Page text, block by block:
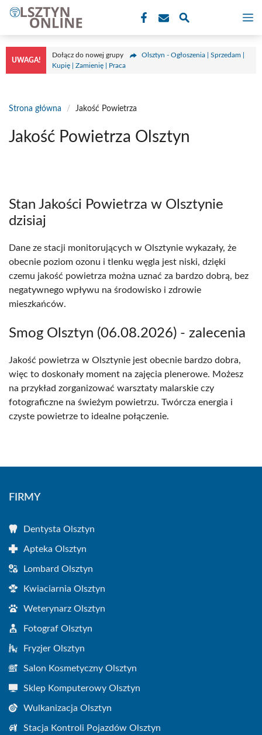
Przejdź
treści
UWAGA!
Dołącz do nowej grupy
Olsztyn - Ogłoszenia | Sprzedam |
Kupię | Zamienię | Praca
Strona główna / Jakość Powietrza
Jakość Powietrza Olsztyn
Stan Jakości Powietrza w Olsztynie
dzisiaj
Dane ze stacji monitorujących w Olsztynie wykazały, że
obecnie poziom ozonu i tlenku węgla jest niski, dzięki
czemu jakość powietrza można uznać za bardzo dobrą, bez
negatywnego wpływu na środowisko i zdrowie
mieszkańców.
Smog Olsztyn (06.08.2026) - zalecenia
Jakość powietrza w Olsztynie jest obecnie bardzo dobra,
więc to doskonały moment na zajęcia plenerowe. Możesz
na przykład zorganizować warsztaty malarskie czy
fotograficzne na świeżym powietrzu. Twórcza energia i
czyste powietrze to idealne połączenie.
FIRMY
Dentysta Olsztyn
Apteka Olsztyn
Lombard Olsztyn
Kwiaciarnia Olsztyn
Weterynarz Olsztyn
Fotograf Olsztyn
Fryzjer Olsztyn
Salon Kosmetyczny Olsztyn
Sklep Komputerowy Olsztyn
Wulkanizacja Olsztyn
Stacja Kontroli Pojazdów Olsztyn